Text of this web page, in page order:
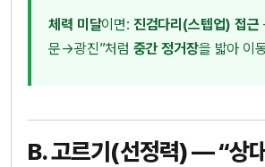
체력 미달이면: 진검다리(스텝업) 접근
문→광진”처럼 중간 정거장을 밟아 이
B. 고르기(선정력) — “상